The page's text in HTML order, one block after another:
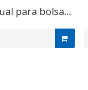
para bolsa